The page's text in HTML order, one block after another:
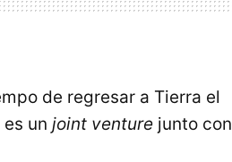
de regresar a Tierra el
un joint venture junto con